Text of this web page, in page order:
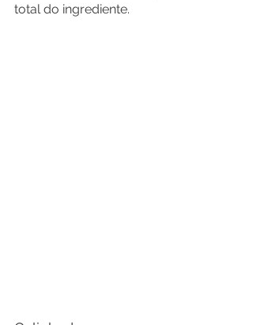
total do ingrediente.